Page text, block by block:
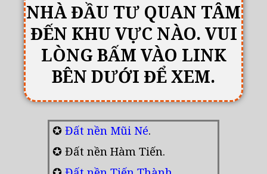
NHÀ ĐẦU TƯ QUAN TÂM
ĐẾN KHU VỰC NÀO. VUI
LÒNG BẤM VÀO LINK
BÊN DƯỚI ĐỂ XEM.
✪ Đất nền Mũi Né.
✪ Đất nền Hàm Tiến.